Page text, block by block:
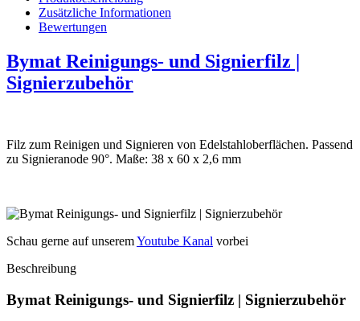
Zusätzliche Informationen
Bewertungen
Bymat Reinigungs- und Signierfilz |
Signierzubehör
Filz zum Reinigen und Signieren von Edelstahloberflächen. Passend
zu Signieranode 90°. Maße: 38 x 60 x 2,6 mm
Schau gerne auf unseremYoutube Kanal vorbei
Beschreibung
Bymat Reinigungs- und Signierfilz | Signierzubehör